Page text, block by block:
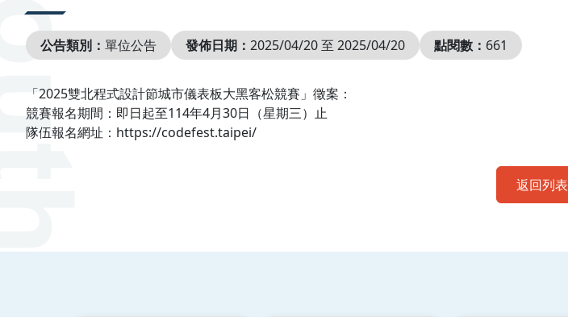
公告類別： 單位公告 發佈日期： 2025/04/20 至 2025/04/20 點閱數： 661
「2025雙北程式設計節城市儀表板大黑客松競賽」徵案：
競賽報名期間：即日起至114年4月30日（星期三）止
隊伍報名網址：https://codefest.taipei/
返回列表